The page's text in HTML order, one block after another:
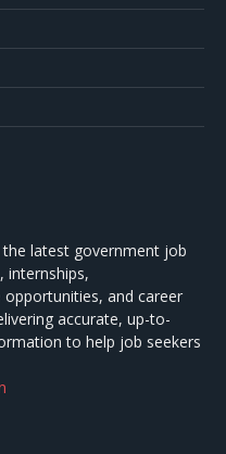
latest government job
internships,
and career
accurate, up-to-
to help job seekers